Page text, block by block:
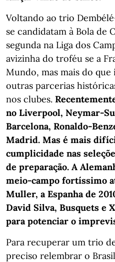
Voltando ao trio
se candidatam à Bola de
segunda na Liga dos
avizinha do troféu se a
Mundo, mas mais do
outras parcerias
nos clubes.
no Liverpool, Neymar-
Barcelona, Ronaldo-
Madrid. Mas é mais
cumplicidade nas
de preparação. A
meio-campo fortíssimo
Muller, a Espanha de
David Silva, Busquets e
para potenciar o
Para recuperar um trio
preciso relembrar o